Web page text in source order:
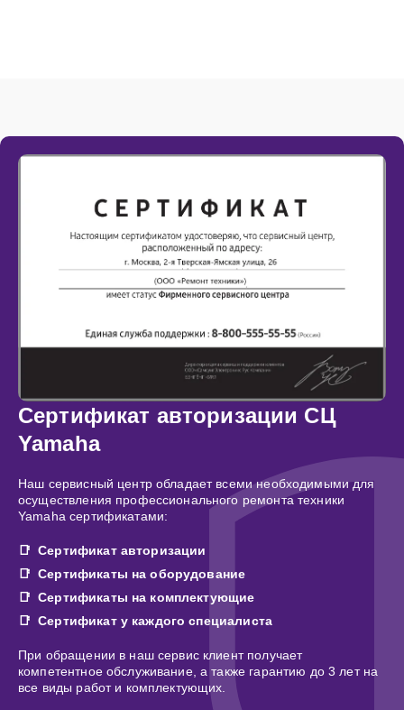
Сертификат авторизации СЦ
Yamaha
Наш сервисный центр обладает всеми необходимыми для
осуществления профессионального ремонта техники
Yamaha сертификатами:
Сертификат авторизации
Сертификаты на оборудование
Сертификаты на комплектующие
Сертификат у каждого специалиста
При обращении в наш сервис клиент получает
компетентное обслуживание, а также гарантию до 3 лет на
все виды работ и комплектующих.